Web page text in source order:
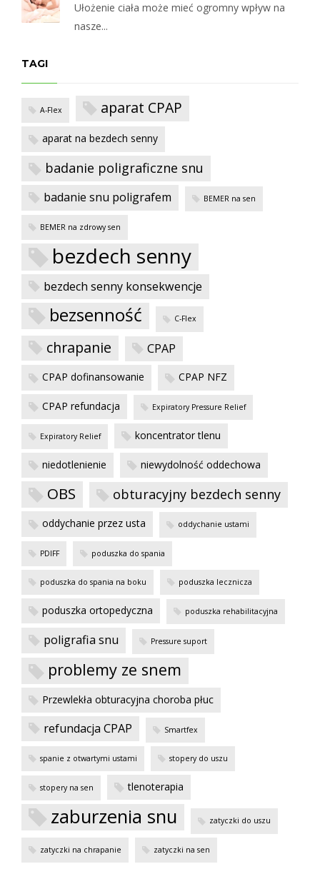
Ułożenie ciała może mieć ogromny wpływ na
nasze...
TAGI
A-Flex aparat CPAP
aparat na bezdech senny
badanie poligraficzne snu
badanie snu poligrafem BEMER na sen
BEMER na zdrowy sen
bezdech senny
bezdech senny konsekwencje
bezsenność C-Flex
chrapanie CPAP
CPAP dofinansowanie CPAP NFZ
CPAP refundacja Expiratory Pressure Relief
Expiratory Relief koncentrator tlenu
niedotlenienie niewydolność oddechowa
OBS obturacyjny bezdech senny
oddychanie przez usta oddychanie ustami
PDIFF poduszka do spania
poduszka do spania na boku poduszka lecznicza
poduszka ortopedyczna poduszka rehabilitacyjna
poligrafia snu Pressure suport
problemy ze snem
Przewlekła obturacyjna choroba płuc
refundacja CPAP Smartfex
spanie z otwartymi ustami stopery do uszu
stopery na sen tlenoterapia
zaburzenia snu zatyczki do uszu
zatyczki na chrapanie zatyczki na sen